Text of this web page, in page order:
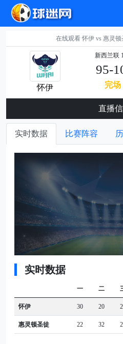
在线观看 怀伊 vs 惠灵顿
怀伊
新西兰联
95-
完场
直播
实时数据 比赛阵容
实时数据
一 二
怀伊 30 20
惠灵顿圣徒 22 32